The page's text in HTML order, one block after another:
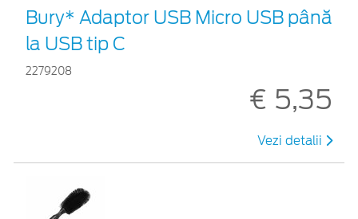
Bury* Adaptor USB Micro USB până
la USB tip C
2279208
€ 5,35
Vezi detalii